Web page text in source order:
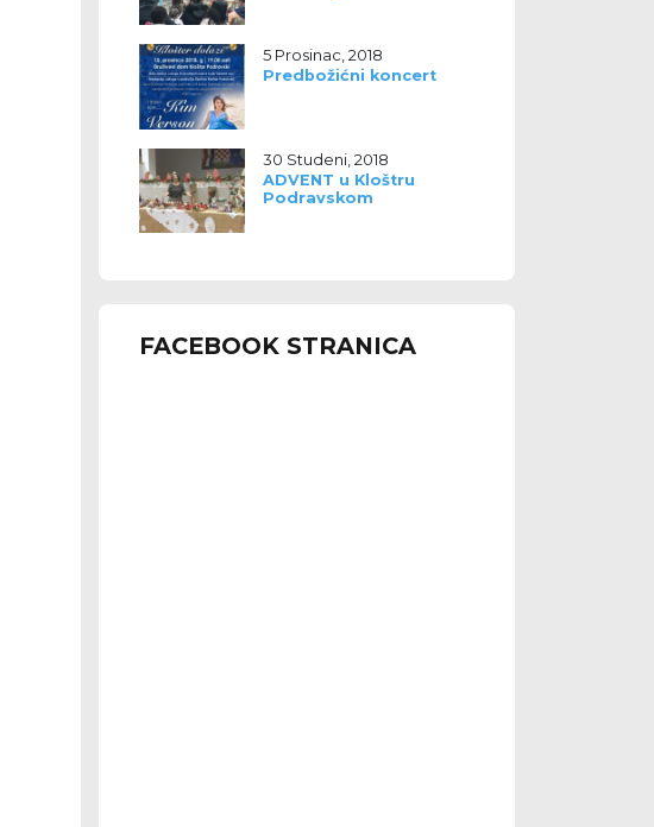
5 Prosinac, 2018
Predbožićni koncert
30 Studeni, 2018
ADVENT u Kloštru
Podravskom
FACEBOOK STRANICA